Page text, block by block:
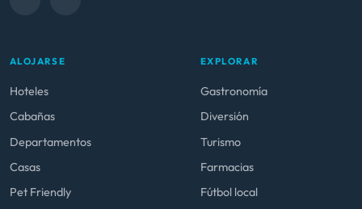
ALOJARSE
Hoteles
Cabañas
Departamentos
Casas
Pet Friendly
EXPLORAR
Gastronomía
Diversión
Turismo
Farmacias
Fútbol local